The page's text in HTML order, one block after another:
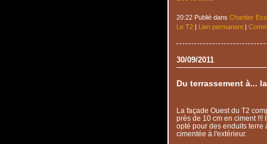
20:22 Publié dans Chantier
Le T2| Lien permanent|
30/09/2011
Du terrassement à...
La façade Ouest du T2
près de 10 cm en ciment !!!
opté pour des enduits terre
cimentée à l'extérieur.